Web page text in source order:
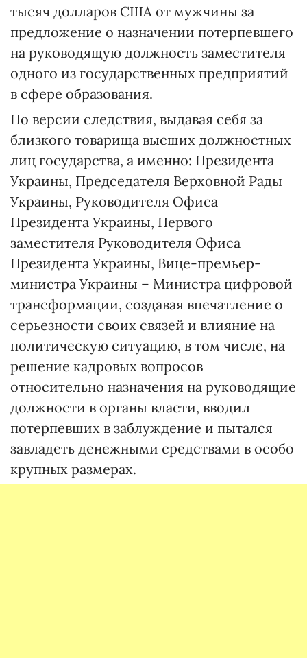
тысяч долларов США от мужчины за
предложение о назначении потерпевшего
на руководящую должность заместителя
одного из государственных предприятий
в сфере образования.
По версии следствия, выдавая себя за
близкого товарища высших должностных
лиц государства, а именно: Президента
Украины, Председателя Верховной Рады
Украины, Руководителя Офиса
Президента Украины, Первого
заместителя Руководителя Офиса
Президента Украины, Вице-премьер-
министра Украины – Министра цифровой
трансформации, создавая впечатление о
серьезности своих связей и влияние на
политическую ситуацию, в том числе, на
решение кадровых вопросов
относительно назначения на руководящие
должности в органы власти, вводил
потерпевших в заблуждение и пытался
завладеть денежными средствами в особо
крупных размерах.